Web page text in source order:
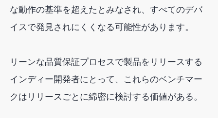
な動作の基準を超えたとみなされ、すべてのデバ
イスで発見されにくくなる可能性があります。
リーンな品質保証プロセスで製品をリリースする
インディー開発者にとって、これらのベンチマー
クはリリースごとに綿密に検討する価値がある。